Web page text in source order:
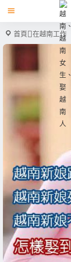
首頁 在越南工作